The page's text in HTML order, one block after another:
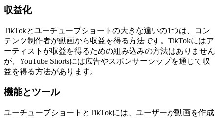
収益化
TikTokとユーチューブショートの大きな違いの1つは、コン
テンツ制作者が動画から収益を得る方法です。TikTokにはア
ーティストが収益を得るための組み込みの方法はありません
が、YouTube Shortsには広告やスポンサーシップを通じて収
益を得る方法があります。
機能とツール
ユーチューブショートとTikTokには、ユーザーが動画を作成